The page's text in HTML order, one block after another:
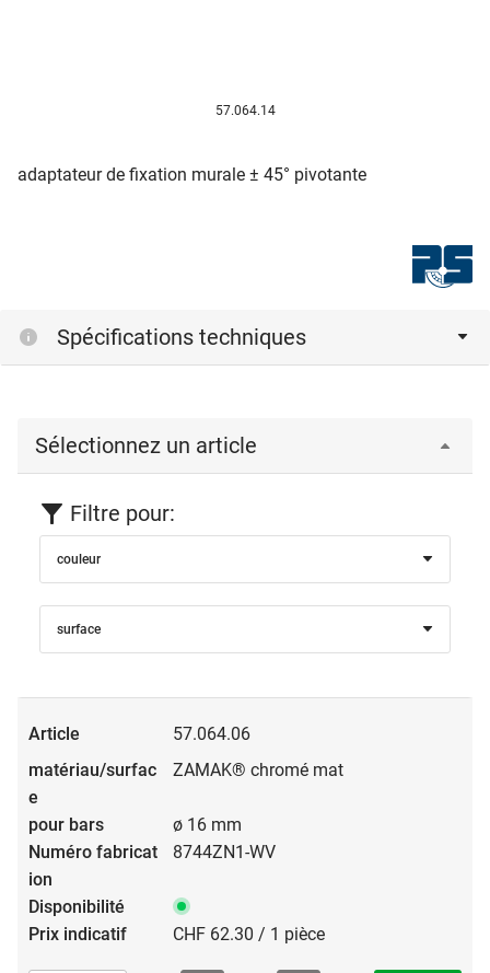
57.064.14
adaptateur de fixation murale ± 45° pivotante
Spécifications techniques
Sélectionnez un article
Filtre pour:
couleur
surface
57.064.06
ZAMAK® chromé mat
ø 16 mm
8744ZN1-WV
CHF 62.30 / 1 pièce